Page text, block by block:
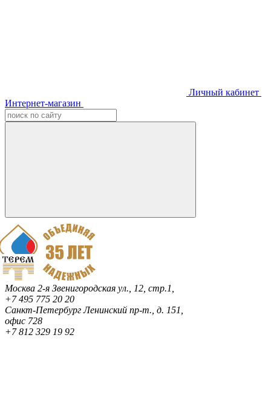
Личный кабинет
Интернет-магазин
Москва 2-я Звенигородская ул., 12, стр.1,
+7 495 775 20 20
Санкт-ПетербургЛенинский пр-т., д. 151,
офис 728
+7 812 329 19 92